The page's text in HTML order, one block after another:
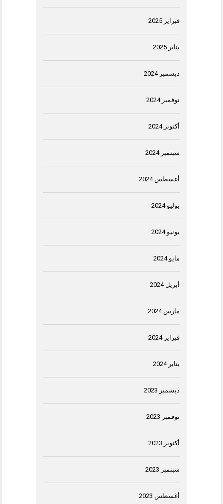
فبراير 2025
يناير 2025
ديسمبر 2024
نوفمبر 2024
أكتوبر 2024
سبتمبر 2024
أغسطس 2024
يوليو 2024
يونيو 2024
مايو 2024
أبريل 2024
مارس 2024
فبراير 2024
يناير 2024
ديسمبر 2023
نوفمبر 2023
أكتوبر 2023
سبتمبر 2023
أغسطس 2023